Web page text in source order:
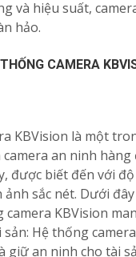
và hiệu suất,
hảo.
CAMERA
KBVision là một
an ninh
được biết đến với độ
sắc nét. Dưới
camera KBVision
Hệ thống
giữ an ninh cho tài